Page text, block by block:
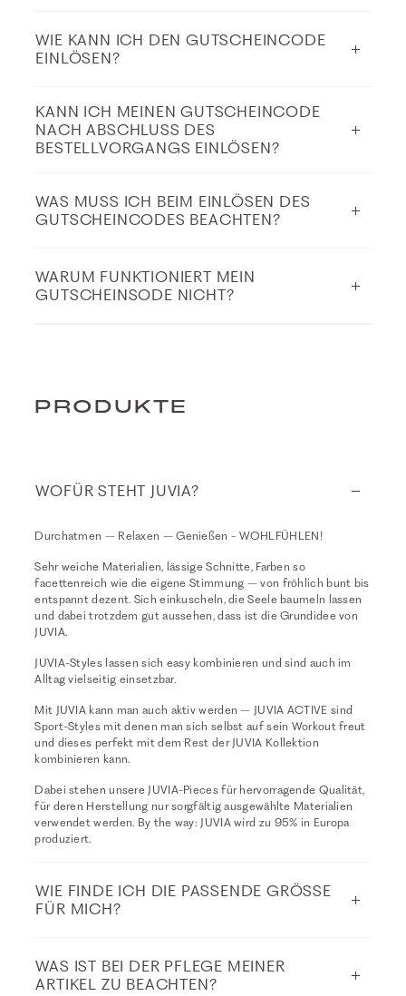
WIE KANN ICH DEN GUTSCHEINCODE
EINLÖSEN?
KANN ICH MEINEN GUTSCHEINCODE
NACH ABSCHLUSS DES
BESTELLVORGANGS EINLÖSEN?
WAS MUSS ICH BEIM EINLÖSEN DES
GUTSCHEINCODES BEACHTEN?
WARUM FUNKTIONIERT MEIN
GUTSCHEINSODE NICHT?
PRODUKTE
WOFÜR STEHT JUVIA?
Durchatmen – Relaxen – Genießen - WOHLFÜHLEN!
Sehr weiche Materialien, lässige Schnitte, Farben so
facettenreich wie die eigene Stimmung – von fröhlich bunt bis
entspannt dezent. Sich einkuscheln, die Seele baumeln lassen
und dabei trotzdem gut aussehen, dass ist die Grundidee von
JUVIA.
JUVIA-Styles lassen sich easy kombinieren und sind auch im
Alltag vielseitig einsetzbar.
Mit JUVIA kann man auch aktiv werden – JUVIA ACTIVE sind
Sport-Styles mit denen man sich selbst auf sein Workout freut
und dieses perfekt mit dem Rest der JUVIA Kollektion
kombinieren kann.
Dabei stehen unsere JUVIA-Pieces für hervorragende Qualität,
für deren Herstellung nur sorgfältig ausgewählte Materialien
verwendet werden. By the way: JUVIA wird zu 95% in Europa
produziert.
WIE FINDE ICH DIE PASSENDE GRÖSSE
FÜR MICH?
WAS IST BEI DER PFLEGE MEINER
ARTIKEL ZU BEACHTEN?